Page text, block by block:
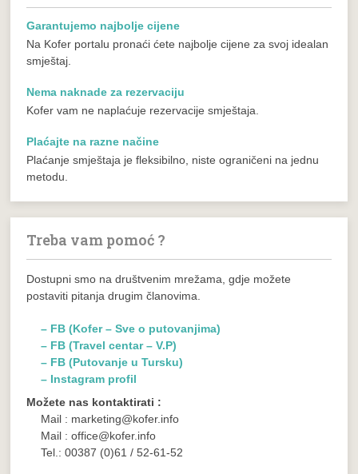
Garantujemo najbolje cijene
Na Kofer portalu pronaći ćete najbolje cijene za svoj idealan
smještaj.
Nema naknade za rezervaciju
Kofer vam ne naplaćuje rezervacije smještaja.
Plaćajte na razne načine
Plaćanje smještaja je fleksibilno, niste ograničeni na jednu
metodu.
Treba vam pomoć ?
Dostupni smo na društvenim mrežama, gdje možete
postaviti pitanja drugim članovima.
– FB (Kofer – Sve o putovanjima)
– FB (Travel centar – V.P)
– FB (Putovanje u Tursku)
– Instagram profil
Možete nas kontaktirati :
Mail : marketing@kofer.info
Mail : office@kofer.info
Tel.: 00387 (0)61 / 52-61-52